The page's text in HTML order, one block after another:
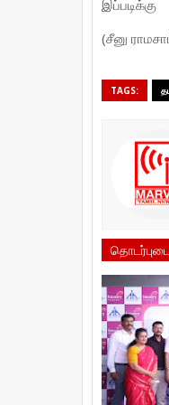
இப்படிக்கு
(சீனு
TAGS: